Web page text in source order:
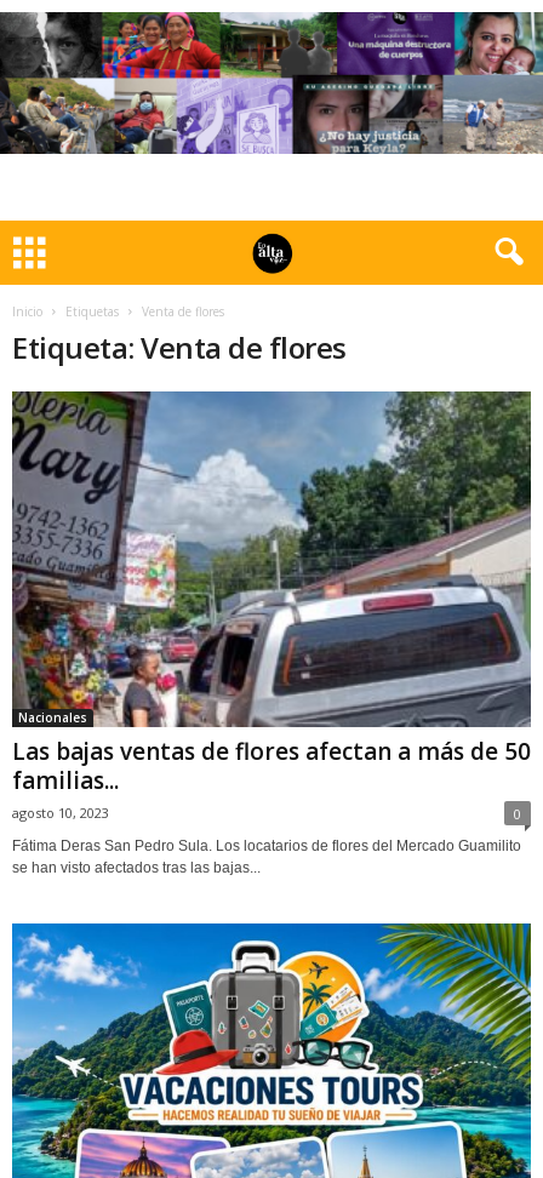
Inicio Etiquetas Venta de flores
Etiqueta: Venta de flores
Nacionales
Las bajas ventas de flores afectan a más de 50
familias...
agosto 10, 2023 0
Fátima Deras San Pedro Sula. Los locatarios de flores del Mercado Guamilito
se han visto afectados tras las bajas...